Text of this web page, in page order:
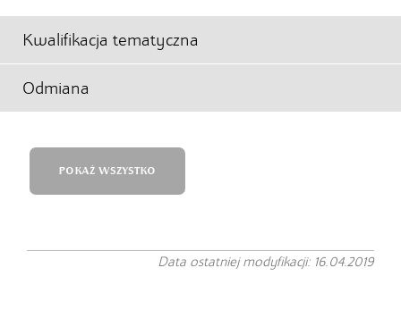
Kwalifikacja tematyczna
Odmiana
POKAŻ WSZYSTKO
Data ostatniej modyfikacji: 16.04.2019